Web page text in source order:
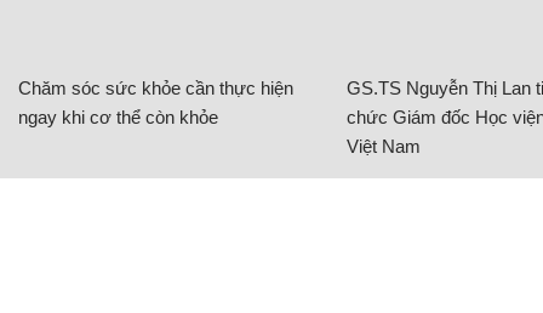
Chăm sóc sức khỏe cần thực hiện
ngay khi cơ thể còn khỏe
GS.TS Nguyễn Thị Lan
chức Giám đốc Học
Việt Nam